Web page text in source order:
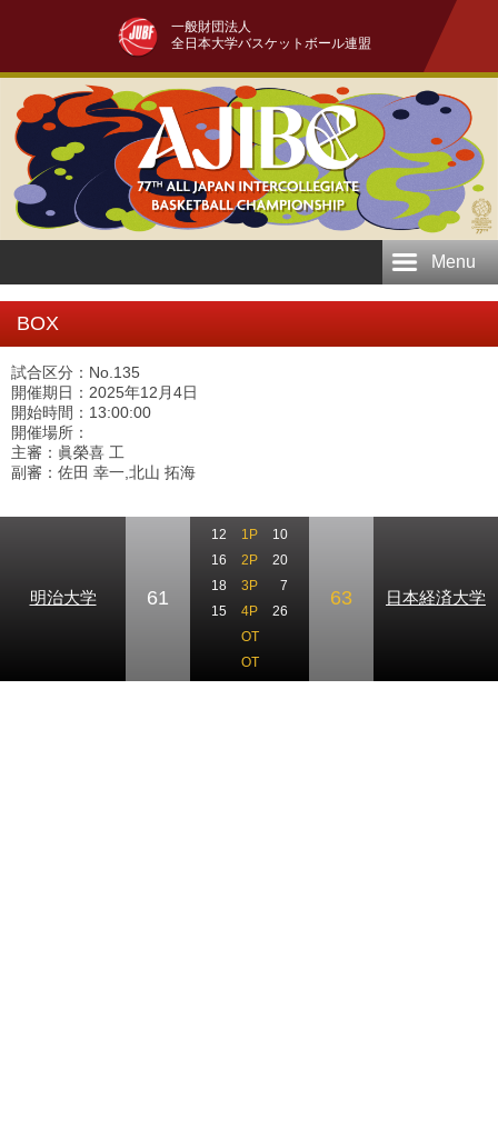
一般財団法人
全日本大学バスケットボール連盟
Menu
BOX
試合区分：No.135
開催期日：2025年12月4日
開始時間：13:00:00
開催場所：
主審：眞榮喜 工
副審：佐田 幸一,北山 拓海
明治大学 61
12 1P
10
16
2P
20
18
3P
7
15
4P
26
OT
OT
63 日本経済大学